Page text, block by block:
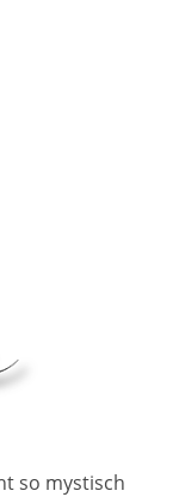
so mystisch